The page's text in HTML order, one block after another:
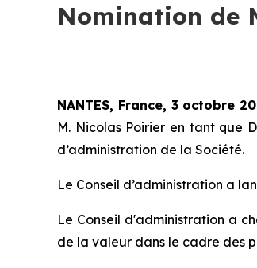
Nomination de
NANTES, France, 3 octobre
M. Nicolas Poirier en tant que
d’administration de la Société.
Le Conseil d’administration a
Le Conseil d'administration a
de la valeur dans le cadre des